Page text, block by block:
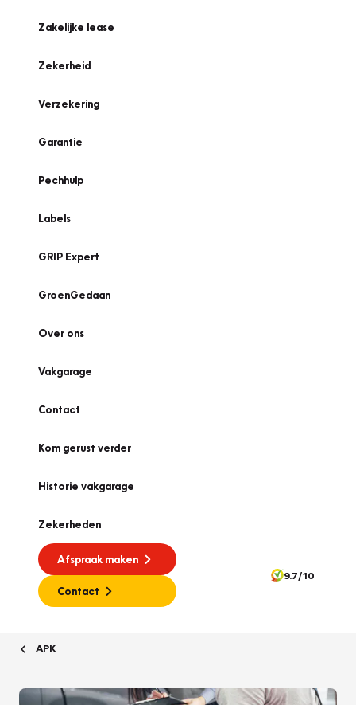
Zakelijke lease
Zekerheid
Verzekering
Garantie
Pechhulp
Labels
GRIP Expert
GroenGedaan
Over ons
Vakgarage
Contact
Kom gerust verder
Historie vakgarage
Zekerheden
Afspraak maken
Contact
9.7/10
APK